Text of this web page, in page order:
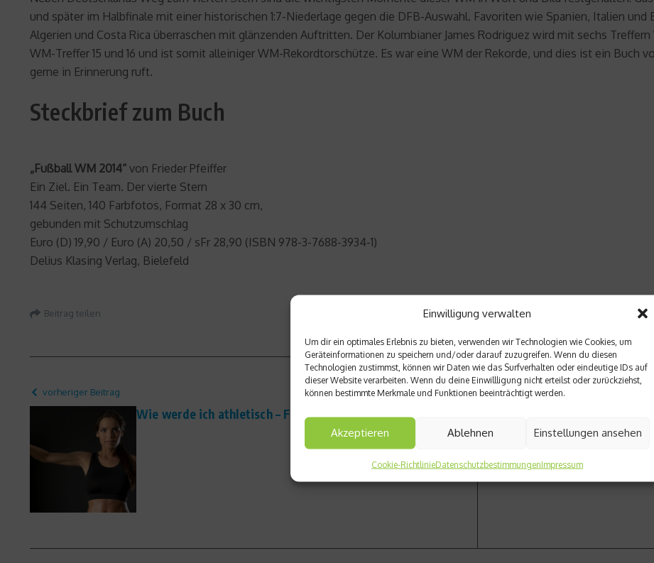
Einwilligung verwalten
Um dir ein optimales Erlebnis zu bieten, verwenden wir Technologien wie Cookies, um
Geräteinformationen zu speichern und/oder darauf zuzugreifen. Wenn du diesen
Technologien zustimmst, können wir Daten wie das Surfverhalten oder eindeutige IDs auf
dieser Website verarbeiten. Wenn du deine Einwillligung nicht erteilst oder zurückziehst,
können bestimmte Merkmale und Funktionen beeinträchtigt werden.
Akzeptieren Ablehnen Einstellungen ansehen
Cookie-RichtlinieDatenschutzbestimmungenImpressum
und später im Halbfinale mit einer historischen 1:7-Niederlage gegen die DFB-Auswahl. Favoriten wie Spanien, Italien
Algerien und Costa Rica überraschen mit glänzenden Auftritten. Der Kolumbianer James Rodriguez wird mit sechs
WM-Treffer 15 und 16 und ist somit alleiniger WM-Rekordtorschütze. Es war eine WM der Rekorde, und dies ist ein Buch
gerne in Erinnerung ruft.
Steckbrief zum Buch
„Fußball WM 2014“ von Frieder Pfeiffer
Ein Ziel. Ein Team. Der vierte Stern
144 Seiten, 140 Farbfotos, Format 28 x 30 cm,
gebunden mit Schutzumschlag
Euro (D) 19,90 / Euro (A) 20,50 / sFr 28,90 (ISBN 978-3-7688-3934-1)
Delius Klasing Verlag, Bielefeld
Beitrag teilen
vorheriger Beitrag
Wie werde ich athletisch – Frage an Dr. Sport
Nächster Beitrag
Trekking im Paria Canyon –